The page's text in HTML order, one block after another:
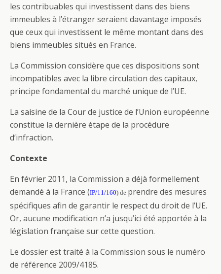
les contribuables qui investissent dans des biens
immeubles à l’étranger seraient davantage imposés
que ceux qui investissent le même montant dans des
biens immeubles situés en France.
La Commission considère que ces dispositions sont
incompatibles avec la libre circulation des capitaux,
principe fondamental du marché unique de l’UE.
La saisine de la Cour de justice de l’Union européenne
constitue la dernière étape de la procédure
d’infraction.
Contexte
En février 2011, la Commission a déjà formellement
demandé à la France (IP/11/160) de prendre des mesures
spécifiques afin de garantir le respect du droit de l’UE.
Or, aucune modification n’a jusqu’ici été apportée à la
législation française sur cette question.
Le dossier est traité à la Commission sous le numéro
de référence 2009/4185.